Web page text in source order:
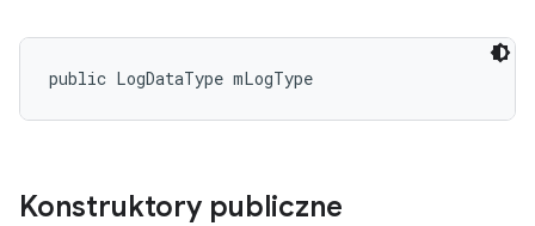
public LogDataType mLogType
Konstruktory publiczne